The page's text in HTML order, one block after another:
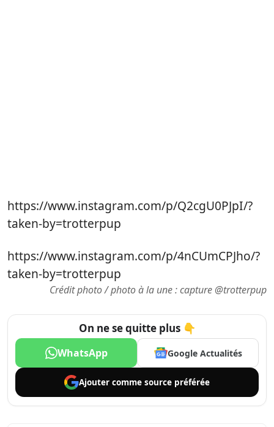
https://www.instagram.com/p/Q2cgU0PJpI/?
taken-by=trotterpup
https://www.instagram.com/p/4nCUmCPJho/?
taken-by=trotterpup
Crédit photo / photo à la une : capture @trotterpup
On ne se quitte plus 👇
WhatsApp Google Actualités
Ajouter comme source préférée